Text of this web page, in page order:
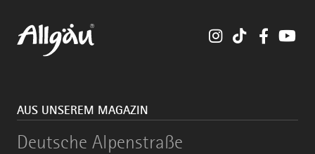
InstagramTikTok
AUS UNSEREM MAGAZIN
Deutsche Alpenstraße
Deutsche
Alpenstraße